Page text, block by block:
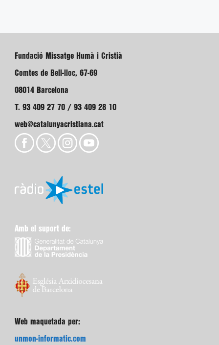
Fundació Missatge Humà i Cristià
Comtes de Bell-lloc, 67-69
08014 Barcelona
T. 93 409 27 70 / 93 409 28 10
web@catalunyacristiana.cat
Amb el suport de:
Web maquetada per:
unmon-informatic.com